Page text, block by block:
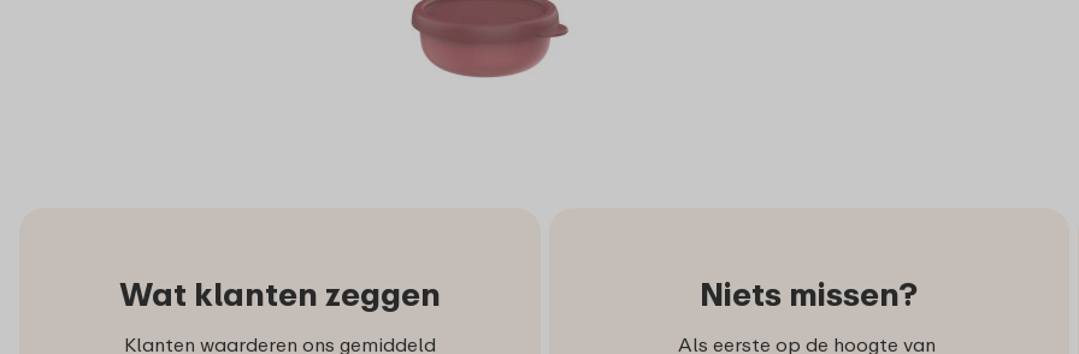
Wat klanten zeggen
Klanten waarderen ons gemiddeld
Niets missen?
Als eerste op de hoogte van